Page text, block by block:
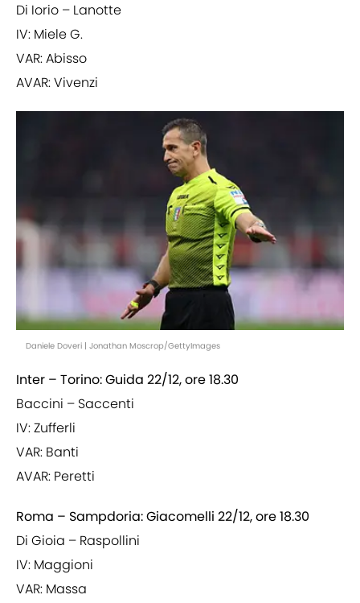
Di Iorio – Lanotte
IV: Miele G.
VAR: Abisso
AVAR: Vivenzi
Daniele Doveri | Jonathan Moscrop/GettyImages
Inter – Torino: Guida 22/12, ore 18.30
Baccini – Saccenti
IV: Zufferli
VAR: Banti
AVAR: Peretti
Roma – Sampdoria: Giacomelli 22/12, ore 18.30
Di Gioia – Raspollini
IV: Maggioni
VAR: Massa